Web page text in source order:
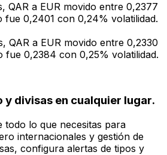
QAR a EUR movido entre 0,2377
fue 0,2401 con 0,24% volatilidad.
QAR a EUR movido entre 0,2330
fue 0,2384 con 0,25% volatilidad.
y divisas en cualquier lugar.
todo lo que necesitas para
internacionales y gestión de
configura alertas de tipos y